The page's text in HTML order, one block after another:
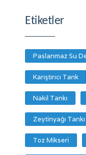
Etiketler
Paslanmaz Su
Karıştırıcı Tank
Nakil Tankı
Zeytinyağı Tankı
Toz Mikseri